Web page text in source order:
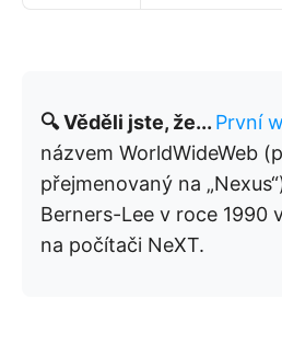
🔍 Věděli jste, že... První
názvem WorldWideWeb
přejmenovaný na
Berners-Lee v roce 1990
na počítači NeXT.